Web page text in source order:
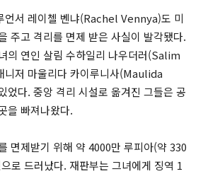
언서 레이첼 벤냐(Rachel Vennya)도 미
주고 격리를 면제 받은 사실이 발각됐다.
의 연인 살림 수하일리 나우더러(Salim
저 마울리다 카이루니사(Maulida
다. 중앙 격리 시설로 옮겨진 그들은 공
을 빠져나왔다.
면제받기 위해 약 4000만 루피아(약 330
로 드러났다. 재판부는 그녀에게 징역 1